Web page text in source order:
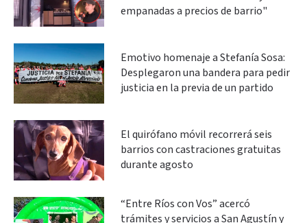
empanadas a precios de barrio"
Emotivo homenaje a Stefanía Sosa:
Desplegaron una bandera para pedir
justicia en la previa de un partido
El quirófano móvil recorrerá seis
barrios con castraciones gratuitas
durante agosto
“Entre Ríos con Vos” acercó
trámites y servicios a San Agustín y